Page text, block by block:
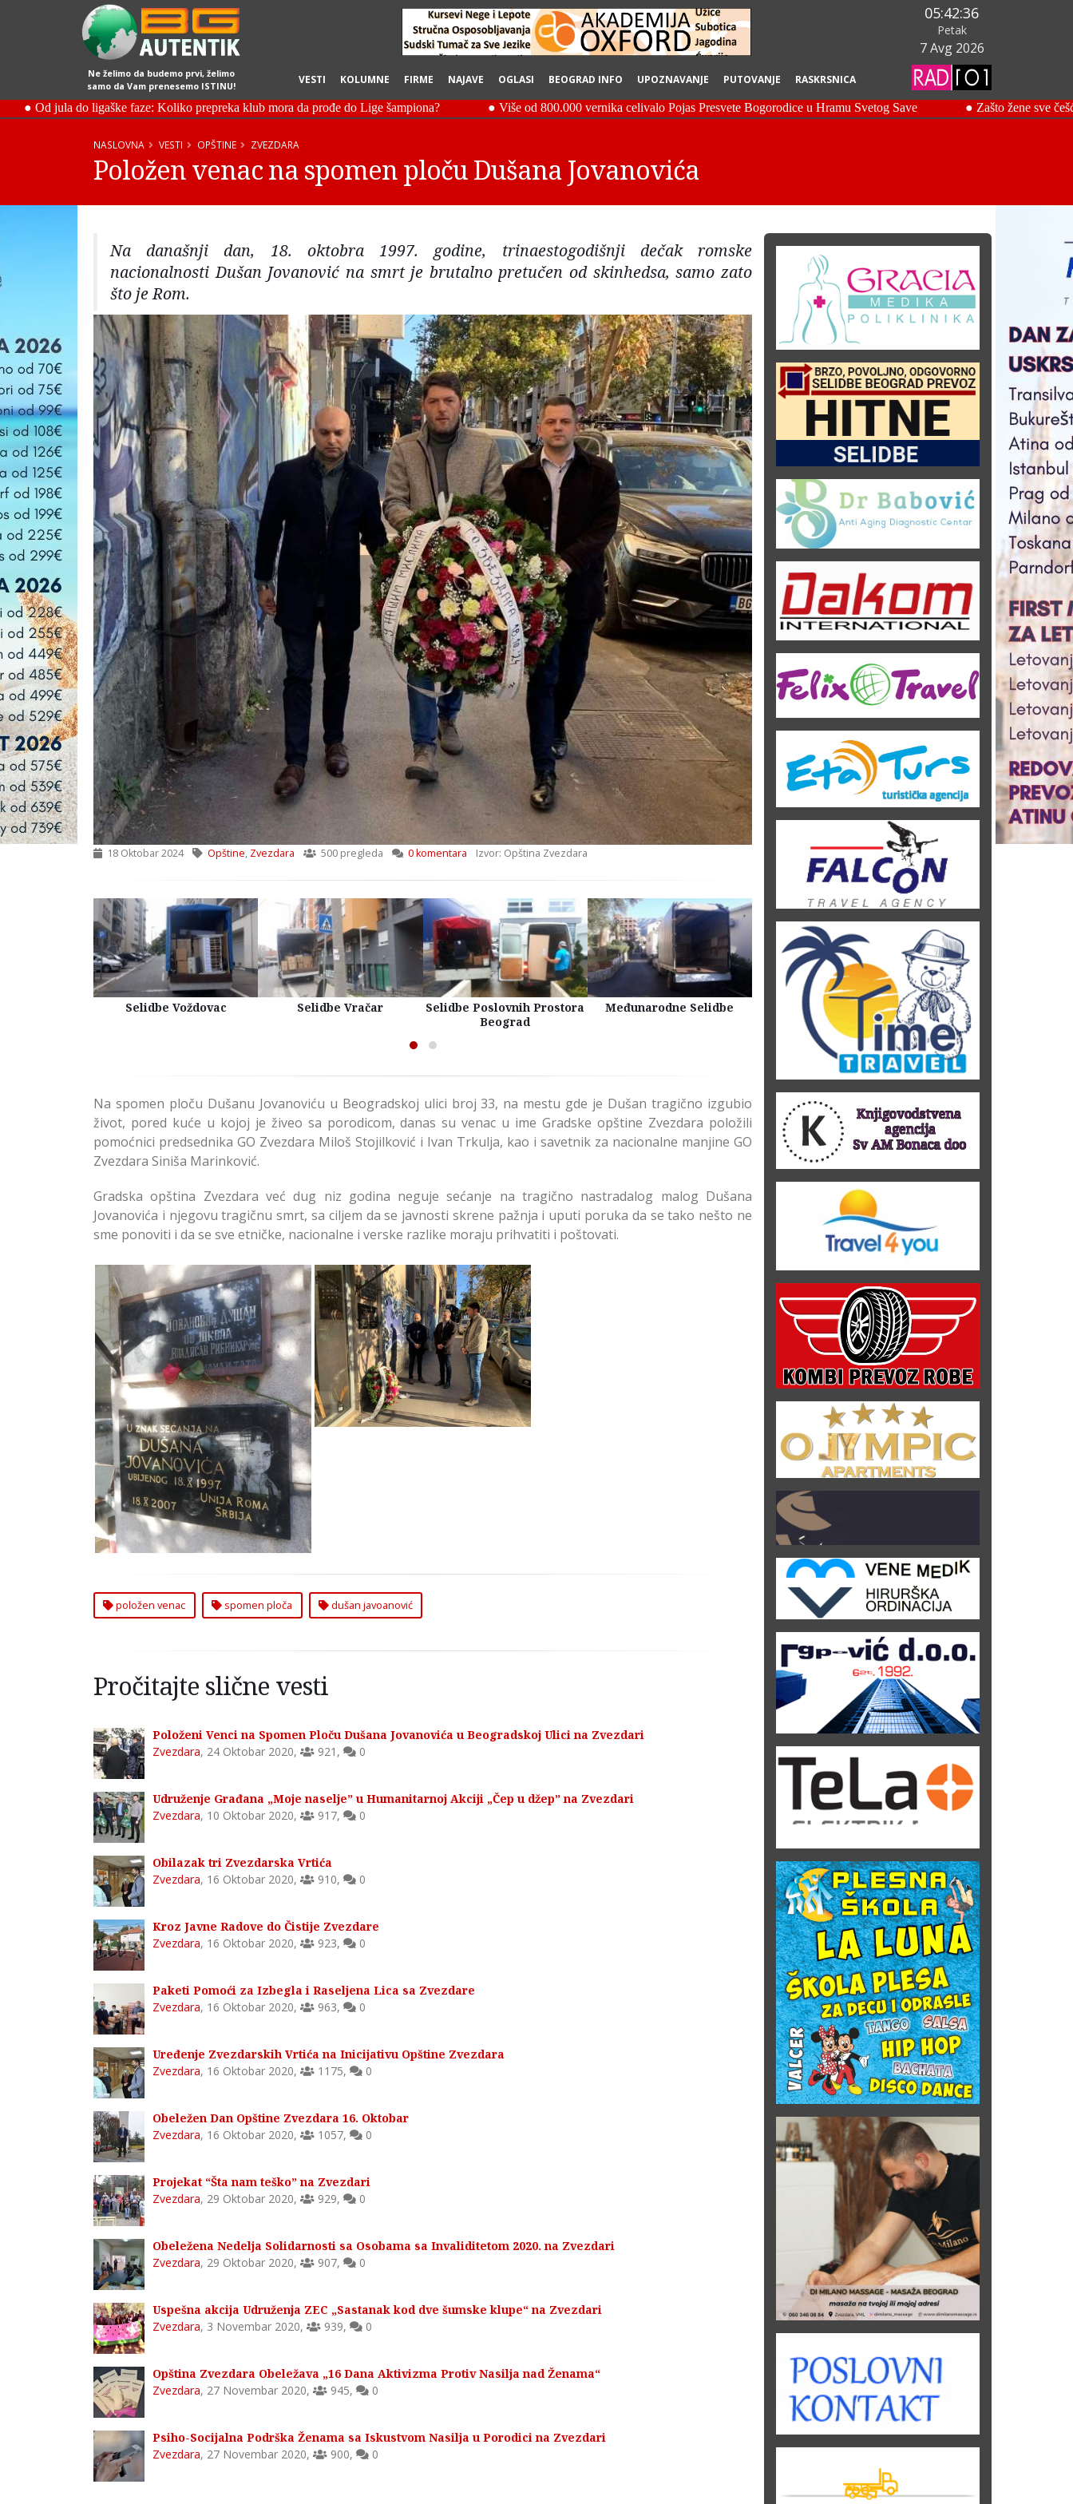
Ne želimo da budemo prvi, želimo
samo da Vam prenesemo ISTINU!
VESTI KOLUMNE FIRME NAJAVE OGLASI BEOGRAD INFO UPOZNAVANJE PUTOVANJE RASKRSNICA
05:42:37
Petak
7 Avg 2026
NASLOVNA VESTI OPŠTINE ZVEZDARA
Položen venac na spomen ploču Dušana Jovanovića
Na današnji dan, 18. oktobra 1997. godine, trinaestogodišnji dečak romske
nacionalnosti Dušan Jovanović na smrt je brutalno pretučen od skinhedsa, samo zato
što je Rom.
18 Oktobar 2024 Opštine, Zvezdara 500 pregleda 0 komentara Izvor: Opština Zvezdara
Selidbe Voždovac Selidbe Vračar
Selidbe Poslovnih Prostora
Beograd
Međunarodne Selidbe Selidbe Firme Beograd
Skladištenje Stvari
Magacin Lagerovanje
Na spomen ploču Dušanu Jovanoviću u Beogradskoj ulici broj 33, na mestu gde je Dušan tragično izgubio
život, pored kuće u kojoj je živeo sa porodicom, danas su venac u ime Gradske opštine Zvezdara položili
pomoćnici predsednika GO Zvezdara Miloš Stojilković i Ivan Trkulja, kao i savetnik za nacionalne manjine GO
Zvezdara Siniša Marinković.
Gradska opština Zvezdara već dug niz godina neguje sećanje na tragično nastradalog malog Dušana
Jovanovića i njegovu tragičnu smrt, sa ciljem da se javnosti skrene pažnja i uputi poruka da se tako nešto ne
sme ponoviti i da se sve etničke, nacionalne i verske razlike moraju prihvatiti i poštovati.
Položen venac na spomen
ploču Dušana Jovanovića na
Zvezdari
Položen venac na spomen
ploču Dušana Jovanovića
Zvezdara
položen venac spomen ploča dušan javoanović
Pročitajte slične vesti
Položeni Venci na Spomen Ploču Dušana Jovanovića u Beogradskoj Ulici na Zvezdari
Zvezdara, 24 Oktobar 2020, 921 , 0
Udruženje Građana „Moje naselje” u Humanitarnoj Akciji „Čep u džep” na Zvezdari
Zvezdara, 10 Oktobar 2020, 917, 0
Obilazak tri Zvezdarska Vrtića
Zvezdara, 16 Oktobar 2020, 910, 0
Kroz Javne Radove do Čistije Zvezdare
Zvezdara, 16 Oktobar 2020, 923, 0
Paketi Pomoći za Izbegla i Raseljena Lica sa Zvezdare
Zvezdara, 16 Oktobar 2020, 963, 0
Uređenje Zvezdarskih Vrtića na Inicijativu Opštine Zvezdara
Zvezdara, 16 Oktobar 2020, 1175, 0
Obeležen Dan Opštine Zvezdara 16. Oktobar
Zvezdara, 16 Oktobar 2020, 1057, 0
Projekat “Šta nam teško” na Zvezdari
Zvezdara, 29 Oktobar 2020, 929, 0
Obeležena Nedelja Solidarnosti sa Osobama sa Invaliditetom 2020. na Zvezdari
Zvezdara, 29 Oktobar 2020, 907, 0
Uspešna akcija Udruženja ZEC „Sastanak kod dve šumske klupe“ na Zvezdari
Zvezdara, 3 Novembar 2020, 939, 0
Opština Zvezdara Obeležava „16 Dana Aktivizma Protiv Nasilja nad Ženama“
Zvezdara, 27 Novembar 2020, 945, 0
Psiho-Socijalna Podrška Ženama sa Iskustvom Nasilja u Porodici na Zvezdari
Zvezdara, 27 Novembar 2020, 900, 0